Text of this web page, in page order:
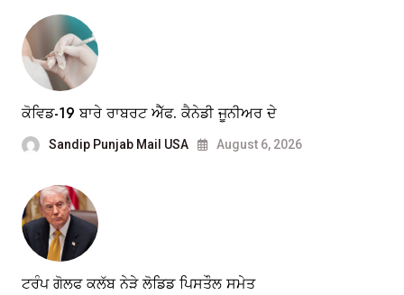
ਕੋਵਿਡ-19 ਬਾਰੇ ਰਾਬਰਟ ਐੱਫ. ਕੈਨੇਡੀ ਜੂਨੀਅਰ ਦੇ
Sandip Punjab Mail USA August 6, 2026
ਟਰੰਪ ਗੋਲਫ ਕਲੱਬ ਨੇੜੇ ਲੋਡਿਡ ਪਿਸਤੌਲ ਸਮੇਤ